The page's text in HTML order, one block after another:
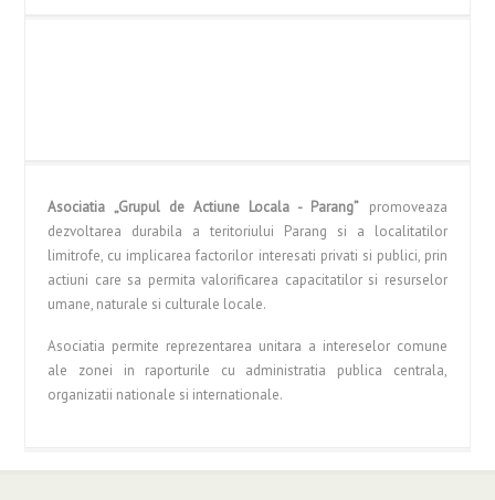
Asociatia „Grupul de Actiune Locala - Parang” promoveaza
dezvoltarea durabila a teritoriului Parang si a localitatilor
limitrofe, cu implicarea factorilor interesati privati si publici, prin
actiuni care sa permita valorificarea capacitatilor si resurselor
umane, naturale si culturale locale.
Asociatia permite reprezentarea unitara a intereselor comune
ale zonei in raporturile cu administratia publica centrala,
organizatii nationale si internationale.